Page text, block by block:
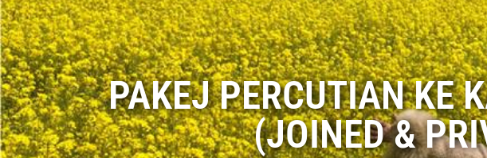
PAKEJ PERCUTIAN KE
(JOINED &